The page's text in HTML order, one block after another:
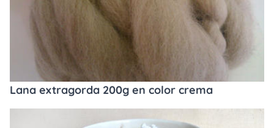
Lana extragorda 200g en color crema